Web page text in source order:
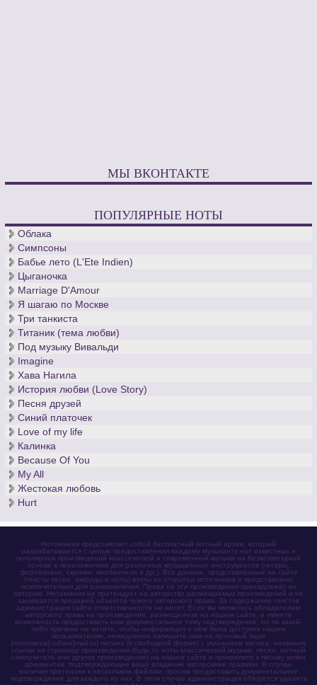
МЫ ВКОНТАКТЕ
ПОПУЛЯРНЫЕ НОТЫ
Облака
Симпсоны
Бабье лето (L'Ete Indien)
Цыганочка
Marriage D'Amour
Я шагаю по Москве
Три танкиста
Титаник (тема любви)
Под музыку Вивальди
Imagine
Хава Нагила
История любви (Love Story)
Песня друзей
Синий платочек
Love of my life
Калинка
Because Of You
My All
Жестокая любовь
Hurt
Нотомания представляет собой бесплатный нотный архив, который
разрабатывается с целью предоставления каждому музыканту нот известных и
популярных произведений классической и современной музыки на безвозмездной
основе в переложениях для различных музыкальных инструментов (гитары,
фортепиано, скрипки, виолончели и др.). Все данные, представленные на сайте
(тексты песен, аккорды и ноты) взяты из открытых источников и представлены
исключительно для ознакомления. Права на эти произведения принадлежат их
авторам. Нотомания не претендует на авторство размещаемых произведений и не
занимается продажей объектов чужого авторского права. За содержание текстов
администрация сайта ответственности не несет. Если вы являетесь обладателем
авторского права на произведение, размещенное на нашем сайте, и имеете
возможность предоставить нам документальное тому подтверждение, но по какой-
либо причине не хотите, чтобы информация о нём была доступна нашим
пользователям, немедленно напишите нам на почтовый ящик
(notomania[собака]mail.ru) письмо (в свободной форме) с указанием автора, названия,
ссылки на страницу произведения (будь то ноты классической музыки, песен, нотный
самоучитель или другое произведение) на нашем сайте и прикрепите к письму копии
документов, подтверждающие ваше владение авторскими правами. В случае
наличия претензии к нескольким файлам, просим предоставить документальное
подтверждение для каждого из них. В этом случае администрация обязуется удалить